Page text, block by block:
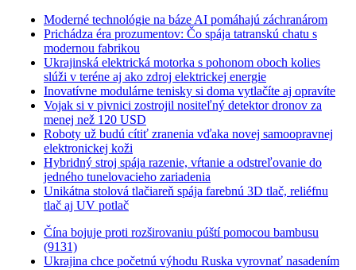
Moderné technológie na báze AI pomáhajú záchranárom
Prichádza éra prozumentov: Čo spája tatranskú chatu s
modernou fabrikou
Ukrajinská elektrická motorka s pohonom oboch kolies
slúži v teréne aj ako zdroj elektrickej energie
Inovatívne modulárne tenisky si doma vytlačíte aj opravíte
Vojak si v pivnici zostrojil nositeľný detektor dronov za
menej než 120 USD
Roboty už budú cítiť zranenia vďaka novej samoopravnej
elektronickej koži
Hybridný stroj spája razenie, vŕtanie a odstreľovanie do
jedného tunelovacieho zariadenia
Unikátna stolová tlačiareň spája farebnú 3D tlač, reliéfnu
tlač aj UV potlač
Čína bojuje proti rozširovaniu púští pomocou bambusu
(9131)
Ukrajina chce početnú výhodu Ruska vyrovnať nasadením